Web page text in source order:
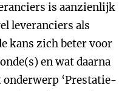
is aanzienlijk
leveranciers als
kans zich beter voor
en wat daarna
‘Prestatie-